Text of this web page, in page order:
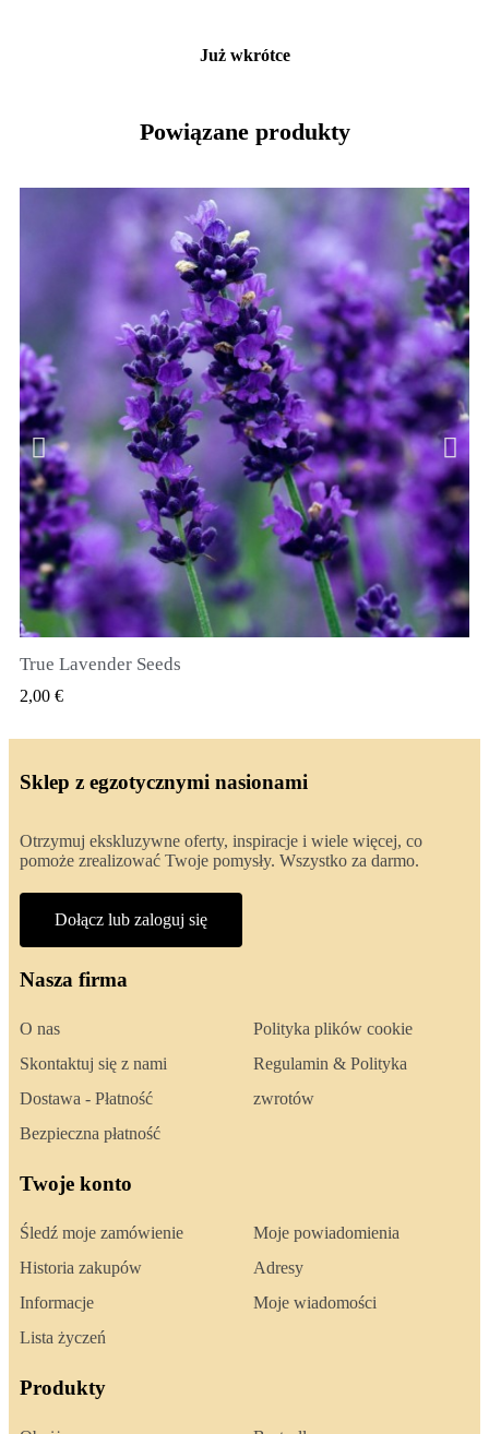
Już wkrótce
Powiązane produkty
SZYBKI PODGLĄD
True Lavender Seeds
2,00 €
Sklep z egzotycznymi nasionami
Otrzymuj ekskluzywne oferty, inspiracje i wiele więcej, co
pomoże zrealizować Twoje pomysły. Wszystko za darmo.
Dołącz lub zaloguj się
Nasza firma
O nas
Skontaktuj się z nami
Dostawa - Płatność
Bezpieczna płatność
Polityka plików cookie
Regulamin & Polityka
zwrotów
Twoje konto
Śledź moje zamówienie
Historia zakupów
Informacje
Lista życzeń
Moje powiadomienia
Adresy
Moje wiadomości
Produkty